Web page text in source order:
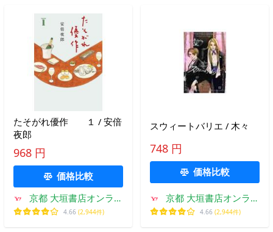
たそがれ優作 １ / 安倍
夜郎
968 円
価格比較
京都 大垣書店オンライ
ン
4.66 (2,944件)
スウィートバリエ / 木々
748 円
価格比較
京都 大垣書店オンライ
ン
4.66 (2,944件)